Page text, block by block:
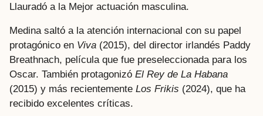
Llauradó a la Mejor actuación masculina.
Medina saltó a la atención internacional con su papel
protagónico en Viva (2015), del director irlandés Paddy
Breathnach, película que fue preseleccionada para los
Oscar. También protagonizó El Rey de La Habana
(2015) y más recientemente Los Frikis (2024), que ha
recibido excelentes críticas.